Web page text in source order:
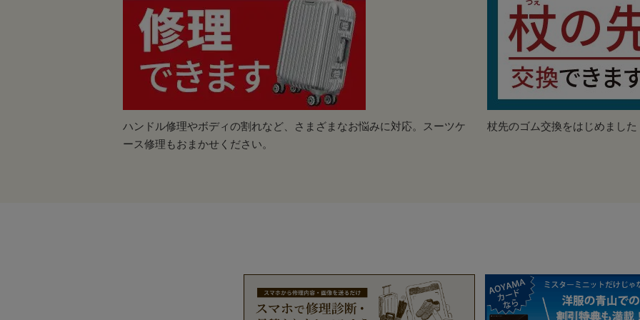
ハンドル修理やボディの割れなど、さまざまなお悩みに対応。スーツケ
ース修理もおまかせください。
杖先のゴム交換をはじめました